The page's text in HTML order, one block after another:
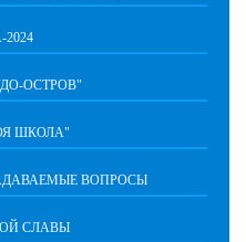
2024
ОСТРОВ"
ШКОЛА"
ВОПРОСЫ
СЛАВЫ